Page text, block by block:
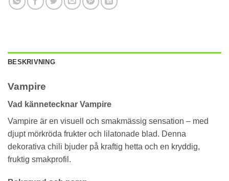
BESKRIVNING
Vampire
Vad kännetecknar Vampire
Vampire är en visuell och smakmässig sensation – med
djupt mörkröda frukter och lilatonade blad. Denna
dekorativa chili bjuder på kraftig hetta och en kryddig,
fruktig smakprofil.